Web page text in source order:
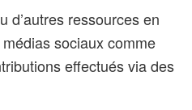
d’autres ressources en
sociaux comme
effectués via des